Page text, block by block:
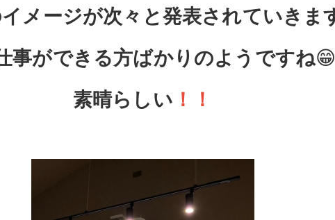
メージが次々と発表されていきま
事ができる方ばかりのようですね
素晴らしい ！！